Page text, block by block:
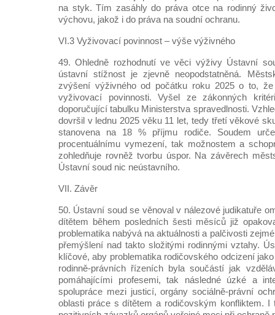
na styk. Tím zasáhly do práva otce na rodinný
výchovu, jakož i do práva na soudní ochranu.
VI.3 Vyživovací povinnost – výše výživného
49. Ohledně rozhodnutí ve věci výživy Ústavní
ústavní stížnost je zjevně neopodstatněná.
zvýšení výživného od počátku roku 2025 o to,
vyživovací povinnosti. Vyšel ze zákonných
doporučující tabulku Ministerstva spravedlnosti.
dovršil v lednu 2025 věku 11 let, tedy třetí věkové
stanovena na 18 % příjmu rodiče. Soudem
procentuálnímu vymezení, tak možnostem a
zohledňuje rovněž tvorbu úspor. Na závěrech
Ústavní soud nic neústavního.
VII. Závěr
50. Ústavní soud se věnoval v nálezové judikatuře
dítětem během posledních šesti měsíců již
problematika nabývá na aktuálnosti a palčivosti
přemýšlení nad takto složitými rodinnými vztahy.
klíčové, aby problematika rodičovského odcizení
rodinně-právních řízeních byla součástí jak
pomáhajícími profesemi, tak následné úzké a
spolupráce mezi justicí, orgány sociálně-právní
oblasti práce s dítětem a rodičovským konfliktem.